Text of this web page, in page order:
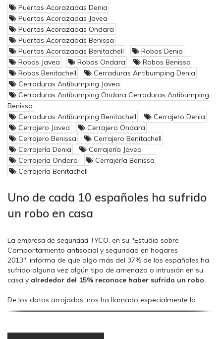
cualificados y preparados con máquinas de última generación
en el sector para realizar gran variedad de llaves y mandos de
coche. Para así poder ofrecerle una alternativa real al
concesionario oficial.
Puertas Acorazadas Denia
Puertas Acorazadas Javea
Puertas Acorazadas Ondara
Puertas Acorazadas Benissa
Puertas Acorazadas Benitachell
Robos Denia
Robos Javea
Robos Ondara
Robos Benissa
Robos Benitachell
Cerraduras Antibumping Denia
Cerraduras Antibumping Javea
Cerraduras Antibumping Ondara Cerraduras Antibumping
Benissa
Cerraduras Antibumping Benitachell
Cerrajero Denia
Cerrajero Javea
Cerrajero Ondara
Cerrajero Benissa
Cerrajero Benitachell
Cerrajería Denia
Cerrajería Javea
Cerrajería Ondara
Cerrajería Benissa
Cerrajería Benitachell
Uno de cada 10 españoles ha sufrido
un robo en casa
La empresa de seguridad TYCO, en su "Estudio sobre
Comportamiento antisocial y seguridad en hogares
2013", informa de que algo más del 37% de los españoles ha
sufrido alguna vez algún tipo de amenaza o intrusión en su
casa y alrededor del 15% reconoce haber sufrido un robo.
De los datos arrojados, nos ha llamado especialmente la
atención el hecho de que en España alrededor de4 de cada